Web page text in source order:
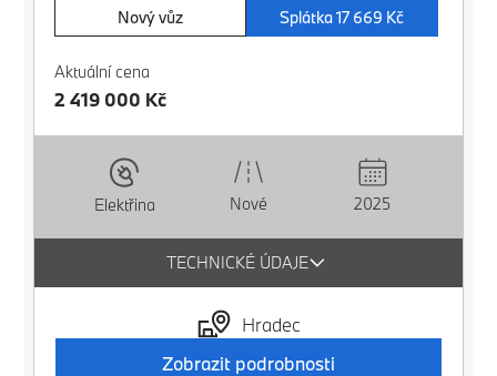
Nový vůz Splátka 17 669 Kč
Aktuální cena
2 419 000 Kč
Elektřina Nové 2025
TECHNICKÉ ÚDAJE
Hradec
Zobrazit podrobnosti